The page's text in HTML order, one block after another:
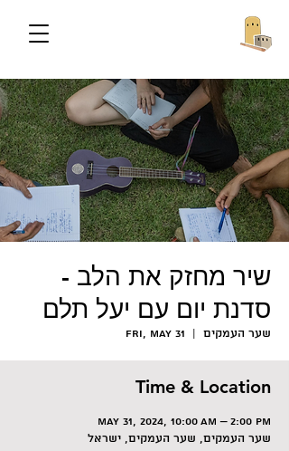
שיר מחזק את הלב -
סדנת יום עם יעל תלם
Fri, May 31
  |
שער העמקים
Time & Location
May 31, 2024, 10:00 AM – 2:00 PM
שער העמקים, שער העמקים, ישראל